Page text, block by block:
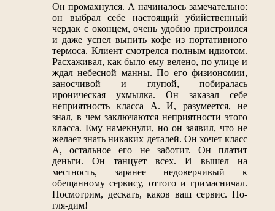
Он промахнулся. А начиналось замечательно:
он выбрал себе настоящий убийственный
чердак с оконцем, очень удобно пристроился
и даже успел выпить кофе из портативного
термоса. Клиент смотрелся полным идиотом.
Расхаживал, как было ему велено, по улице и
ждал небесной манны. По его физиономии,
заносчивой и глупой, побиралась
ироническая ухмылка. Он заказал себе
неприятность класса А. И, разумеется, не
знал, в чем заключаются неприятности этого
класса. Ему намекнули, но он заявил, что не
желает знать никаких деталей. Он хочет класс
А, остальное его не заботит. Он платит
деньги. Он танцует всех. И вышел на
местность, заранее недоверчивый к
обещанному сервису, оттого и гримасничал.
Посмотрим, дескать, каков ваш сервис. По-
гля-дим!